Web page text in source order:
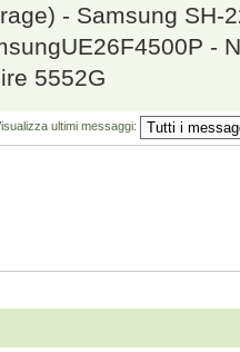
- Samsung SH-
-
5552G
ultimi messaggi: